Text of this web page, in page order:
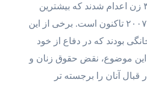
است. در سال ۲۰۲۴، ۳۱ زن اعدام شدند که بیشترین
میزان ثبت‌شده از سال ۲۰۰۷ تاکنون است. برخی از این
بودند که در دفاع از خود
موضوع، نقض حقوق زنان و
آنان را برجسته تر